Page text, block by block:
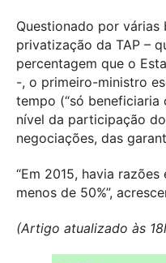
Questionado por várias
privatização da TAP –
percentagem que o
-, o primeiro-ministro
tempo (“só beneficiaria
nível da participação
negociações, das
“Em 2015, havia
menos de 50%”,
(Artigo atualizado às